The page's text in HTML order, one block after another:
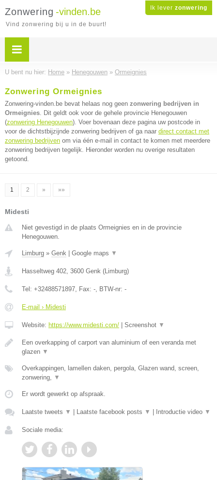
Ik lever zonwering
Zonwering -vinden.be
Vind zonwering bij u in de buurt!
U bent nu hier: Home » Henegouwen » Ormeignies
Zonwering Ormeignies
Zonwering-vinden.be bevat helaas nog geen zonwering bedrijven in
Ormeignies. Dit geldt ook voor de gehele provincie Henegouwen
(zonwering Henegouwen). Voer bovenaan deze pagina uw postcode in
voor de dichtstbijzijnde zonwering bedrijven of ga naar direct contact met
zonwering bedrijven om via één e-mail in contact te komen met meerdere
zonwering bedrijven tegelijk. Hieronder worden nu overige resultaten
getoond.
1 2 » »»
Midesti
Niet gevestigd in de plaats Ormeignies en in de provincie
Henegouwen.
Limburg » Genk Google maps ▼
Hasseltweg 402, 3600 Genk (Limburg)
Tel: +32488571897, Fax: -, BTW-nr: -
E-mail › Midesti
Website: https://www.midesti.com/ Screenshot ▼
Een overkapping of carport van aluminium of een veranda met
glazen ▼
Overkappingen, lamellen daken, pergola, Glazen wand, screen,
zonwering, ▼
Er wordt gewerkt op afspraak.
Laatste tweets ▼ Laatste facebook posts ▼ Introductie video ▼
Sociale media: